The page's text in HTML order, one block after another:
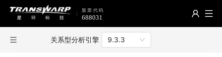
关系型分析引擎 9.3.3